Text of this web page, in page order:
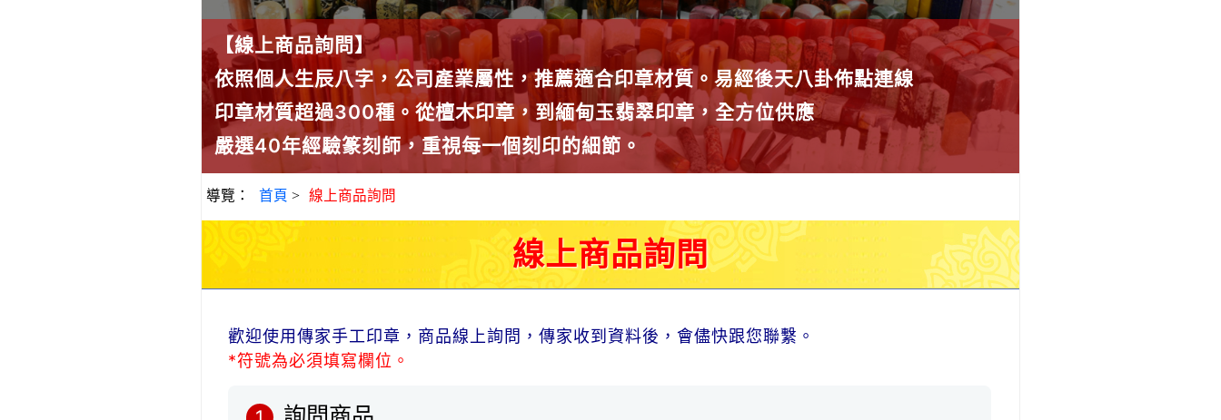
【線上商品詢問】
依照個人生辰八字，公司產業屬性，推薦適合印章材質。易經後天八卦佈點連線
印章材質超過300種。從檀木印章，到緬甸玉翡翠印章，全方位供應
嚴選40年經驗篆刻師，重視每一個刻印的細節。
導覽： 首頁 > 線上商品詢問
線上商品詢問
歡迎使用傳家手工印章，商品線上詢問，傳家收到資料後，會儘快跟您聯繫。
*符號為必須填寫欄位。